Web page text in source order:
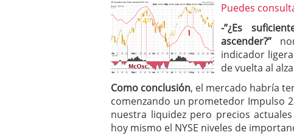
Puedes
-”¿Es
ascender?”
indicador
de vuelta al
Como conclusión, el mercado habría
comenzando un prometedor Impulso
nuestra liquidez pero precios
hoy mismo el NYSE niveles de